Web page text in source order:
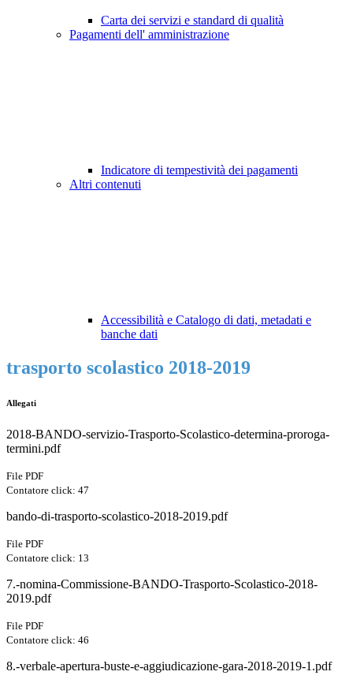
Carta dei servizi e standard di qualità
Pagamenti dell' amministrazione
Indicatore di tempestività dei pagamenti
Altri contenuti
Accessibilità e Catalogo di dati, metadati e
banche dati
trasporto scolastico 2018-2019
Allegati
2018-BANDO-servizio-Trasporto-Scolastico-determina-proroga-
termini.pdf
File PDF
Contatore click: 47
bando-di-trasporto-scolastico-2018-2019.pdf
File PDF
Contatore click: 13
7.-nomina-Commissione-BANDO-Trasporto-Scolastico-2018-
2019.pdf
File PDF
Contatore click: 46
8.-verbale-apertura-buste-e-aggiudicazione-gara-2018-2019-1.pdf